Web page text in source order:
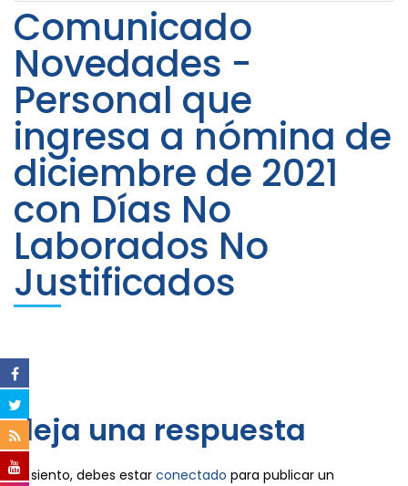
Comunicado
Novedades -
Personal que
ingresa a nómina de
diciembre de 2021
con Días No
Laborados No
Justificados
deja una respuesta
Lo siento, debes estar conectado para publicar un